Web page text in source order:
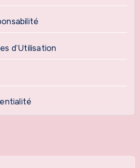
d’Utilisation